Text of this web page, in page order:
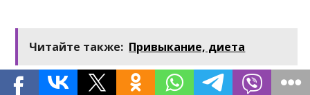
Читайте также: Привыкание, диета